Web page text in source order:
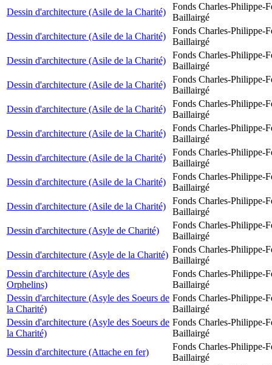
Dessin d'architecture (Asile de la Charité)
Fonds Charles-Philippe-
Baillairgé
Dessin d'architecture (Asile de la Charité)
Fonds Charles-Philippe-
Baillairgé
Dessin d'architecture (Asile de la Charité)
Fonds Charles-Philippe-
Baillairgé
Dessin d'architecture (Asile de la Charité)
Fonds Charles-Philippe-
Baillairgé
Dessin d'architecture (Asile de la Charité)
Fonds Charles-Philippe-
Baillairgé
Dessin d'architecture (Asile de la Charité)
Fonds Charles-Philippe-
Baillairgé
Dessin d'architecture (Asile de la Charité)
Fonds Charles-Philippe-
Baillairgé
Dessin d'architecture (Asile de la Charité)
Fonds Charles-Philippe-
Baillairgé
Dessin d'architecture (Asile de la Charité)
Fonds Charles-Philippe-
Baillairgé
Dessin d'architecture (Asyle de Charité)
Fonds Charles-Philippe-
Baillairgé
Dessin d'architecture (Asyle de la Charité)
Fonds Charles-Philippe-
Baillairgé
Dessin d'architecture (Asyle des
Orphelins)
Fonds Charles-Philippe-
Baillairgé
Dessin d'architecture (Asyle des Soeurs de
la Charité)
Fonds Charles-Philippe-
Baillairgé
Dessin d'architecture (Asyle des Soeurs de
la Charité)
Fonds Charles-Philippe-
Baillairgé
Dessin d'architecture (Attache en fer)
Fonds Charles-Philippe-
Baillairgé